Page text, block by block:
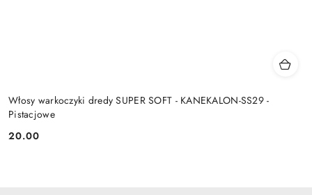
Włosy warkoczyki dredy SUPER SOFT - KANEKALON-SS29 -
Pistacjowe
Cena:
20.00